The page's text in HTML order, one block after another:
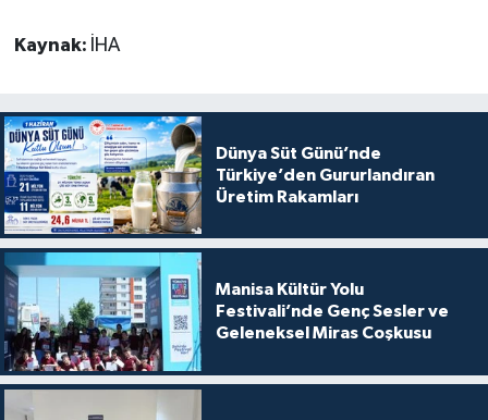
Kaynak: İHA
Dünya Süt Günü’nde
Türkiye’den Gururlandıran
Üretim Rakamları
Manisa Kültür Yolu
Festivali’nde Genç Sesler ve
Geleneksel Miras Coşkusu